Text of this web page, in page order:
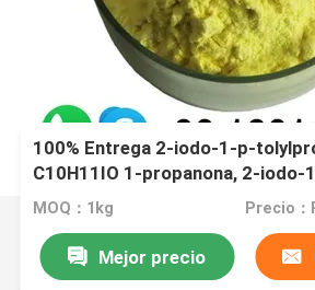
100% Entrega 2-iodo-1-p-
C10H11IO 1-propanona, 2-
- CAS 236117-38-7
MOQ：1kg
Mejor precio